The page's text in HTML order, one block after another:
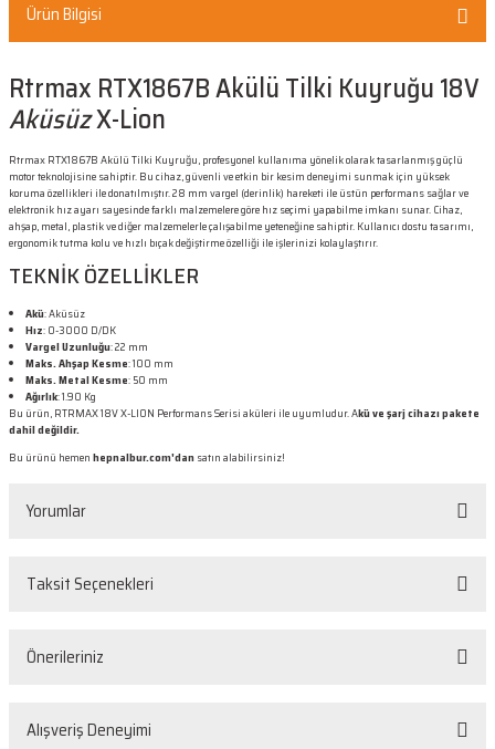
Ürün Bilgisi
Rtrmax RTX1867B Akülü Tilki Kuyruğu 18V
AküsüzX-Lion
Rtrmax RTX1867B Akülü Tilki Kuyruğu, profesyonel kullanıma yönelik olarak tasarlanmış güçlü
motor teknolojisine sahiptir. Bu cihaz, güvenli ve etkin bir kesim deneyimi sunmak için yüksek
koruma özellikleri ile donatılmıştır. 28 mm vargel (derinlik) hareketi ile üstün performans sağlar ve
elektronik hız ayarı sayesinde farklı malzemelere göre hız seçimi yapabilme imkanı sunar. Cihaz,
ahşap, metal, plastik ve diğer malzemelerle çalışabilme yeteneğine sahiptir. Kullanıcı dostu tasarımı,
ergonomik tutma kolu ve hızlı bıçak değiştirme özelliği ile işlerinizi kolaylaştırır.
TEKNİK ÖZELLİKLER
Akü: Aküsüz
Hız: 0-3000 D/DK
Vargel Uzunluğu: 22 mm
Maks. Ahşap Kesme: 100 mm
Maks. Metal Kesme: 50 mm
Ağırlık: 1.90 Kg
Bu ürün, RTRMAX 18V X-LION Performans Serisi aküleri ile uyumludur. Akü ve şarj cihazı pakete
dahil değildir.
Bu ürünü hemenhepnalbur.com'dansatın alabilirsiniz!
Yorumlar
Taksit Seçenekleri
Önerileriniz
Bu ürünün fiyat bilgisi, resim, ürün açıklamalarında ve diğer konularda
Alışveriş Deneyimi